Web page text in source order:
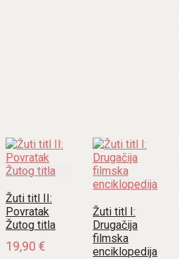
Žuti titl II:
Povratak
Žutog titla
19,90 €
Žuti titl I:
Drugačija
filmska
enciklopedija